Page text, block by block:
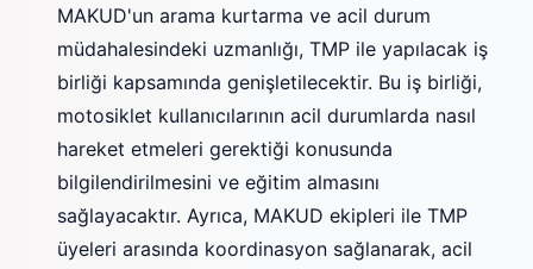
MAKUD'un arama kurtarma ve acil durum
müdahalesindeki uzmanlığı, TMP ile yapılacak iş
birliği kapsamında genişletilecektir. Bu iş birliği,
motosiklet kullanıcılarının acil durumlarda nasıl
hareket etmeleri gerektiği konusunda
bilgilendirilmesini ve eğitim almasını
sağlayacaktır. Ayrıca, MAKUD ekipleri ile TMP
üyeleri arasında koordinasyon sağlanarak, acil